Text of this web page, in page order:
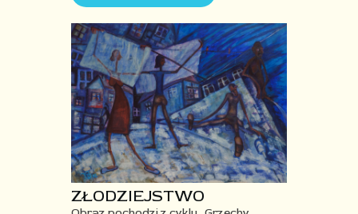
ZŁODZIEJSTWO​